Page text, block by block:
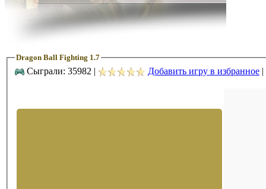
Dragon Ball Fighting 1.7
Сыграли: 35982 | Добавить игру в избранное |